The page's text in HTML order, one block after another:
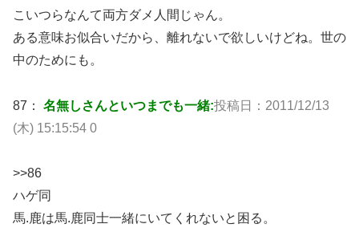
こいつらなんて両方ダメ人間じゃん。
ある意味お似合いだから、離れないで欲しいけどね。世の
中のためにも。
87： 名無しさんといつまでも一緒:投稿日：2011/12/13
(木) 15:15:54 0
>>86
ハゲ同
馬.鹿は馬.鹿同士一緒にいてくれないと困る。